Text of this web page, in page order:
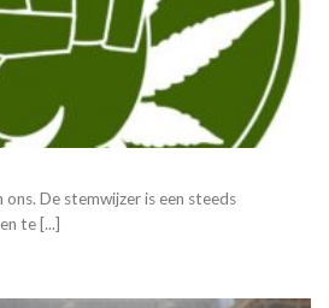
De stemwijzer is een steeds
te [...]